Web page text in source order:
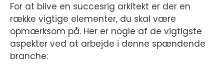
For at blive en succesrig arkitekt er der en
række vigtige elementer, du skal være
opmærksom på. Her er nogle af de vigtigste
aspekter ved at arbejde i denne spændende
branche: